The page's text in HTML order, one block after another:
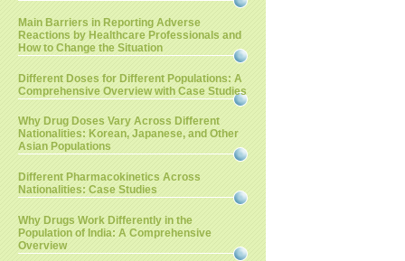
Main Barriers in Reporting Adverse
Reactions by Healthcare Professionals and
How to Change the Situation
Different Doses for Different Populations: A
Comprehensive Overview with Case Studies
Why Drug Doses Vary Across Different
Nationalities: Korean, Japanese, and Other
Asian Populations
Different Pharmacokinetics Across
Nationalities: Case Studies
Why Drugs Work Differently in the
Population of India: A Comprehensive
Overview